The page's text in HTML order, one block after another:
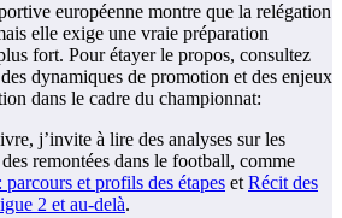
européenne montre que la relégation
elle exige une vraie préparation
fort. Pour étayer le propos, consultez
dynamiques de promotion et des enjeux
dans le cadre du championnat:
j’invite à lire des analyses sur les
remontées dans le football, comme
et profils des étapes et Récit des
2 et au-delà.